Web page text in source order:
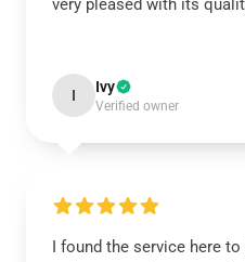
very pleased with its
I Ivy
Verified owner
I found the service here